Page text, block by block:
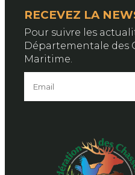
RECEVEZ LA
Pour suivre les
Départementale des
Maritime.